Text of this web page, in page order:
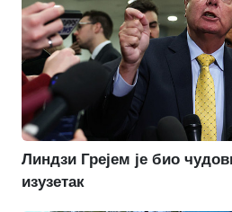
Линдзи Грејем је био
изузетак